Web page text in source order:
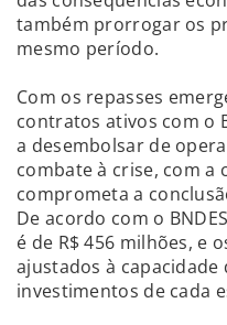
também prorrogar os
mesmo período.
Com os repasses
contratos ativos com o
a desembolsar de
combate à crise, com a
comprometa a
De acordo com o
é de R$ 456 milhões, e
ajustados à capacidade
investimentos de cada